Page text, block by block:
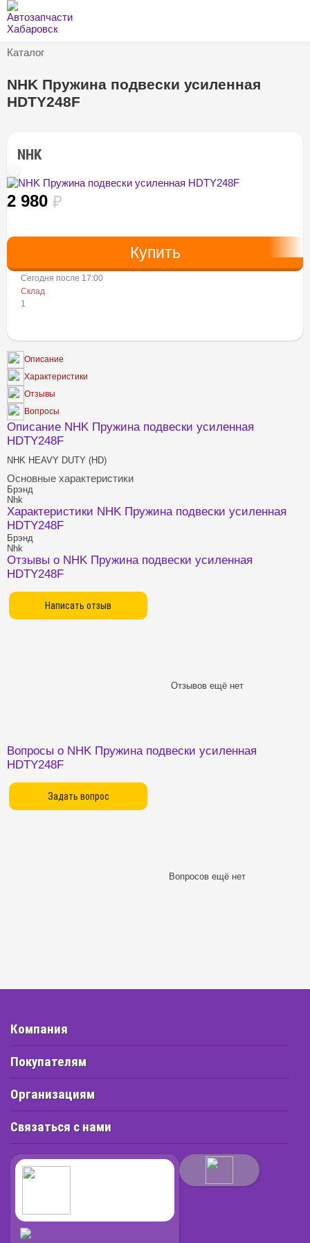
Каталог
NHK Пружина подвески усиленная
HDTY248F
NHK
2 980 ₽
Сегодня после 17:00
Склад
1
Описание
Характеристики
Отзывы
Вопросы
Описание NHK Пружина подвески усиленная
HDTY248F
NHK HEAVY DUTY (HD)
Основные характеристики
Брэнд
Nhk
Характеристики NHK Пружина подвески усиленная
HDTY248F
Брэнд
Nhk
Отзывы о NHK Пружина подвески усиленная
HDTY248F
Отзывов ещё нет
Вопросы о NHK Пружина подвески усиленная
HDTY248F
Вопросов ещё нет
Компания
Покупателям
Организациям
Связаться с нами